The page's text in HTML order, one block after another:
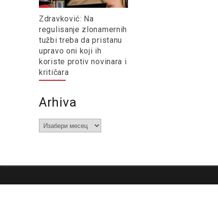
Zdravković: Na
regulisanje zlonamernih
tužbi treba da pristanu
upravo oni koji ih
koriste protiv novinara i
kritičara
Arhiva
Arhiva